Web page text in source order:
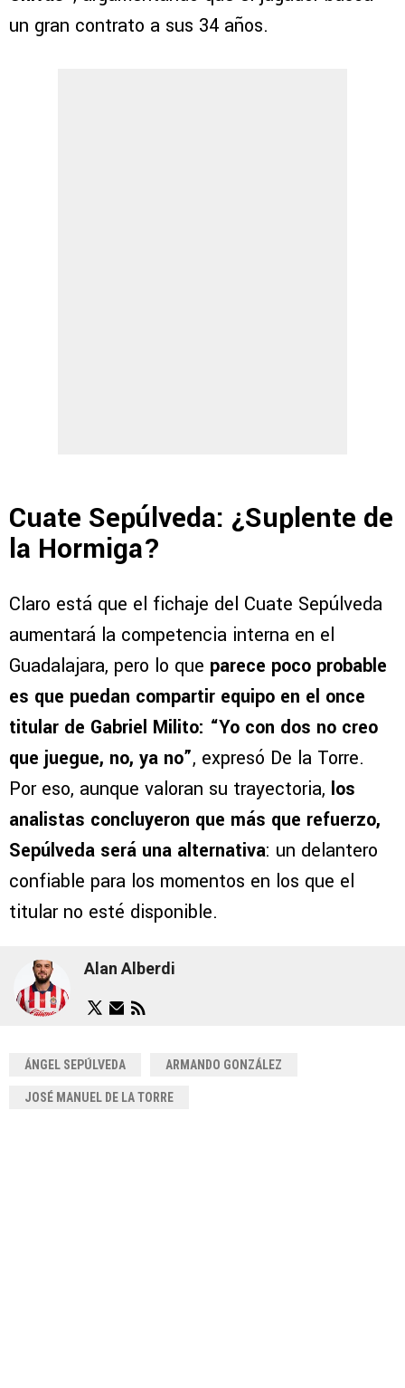
un gran contrato a sus 34 años.
Cuate Sepúlveda: ¿Suplente de
la Hormiga?
Claro está que el fichaje del Cuate Sepúlveda
aumentará la competencia interna en el
Guadalajara, pero lo que parece poco probable
es que puedan compartir equipo en el once
titular de Gabriel Milito: “Yo con dos no creo
que juegue, no, ya no”, expresó De la Torre.
Por eso, aunque valoran su trayectoria, los
analistas concluyeron que más que refuerzo,
Sepúlveda será una alternativa: un delantero
confiable para los momentos en los que el
titular no esté disponible.
Alan Alberdi
ÁNGEL SEPÚLVEDA ARMANDO GONZÁLEZ
JOSÉ MANUEL DE LA TORRE